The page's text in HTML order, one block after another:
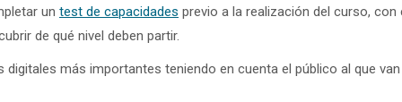
un test de capacidades previo a la realización del curso, con
de qué nivel deben partir.
más importantes teniendo en cuenta el público al que van